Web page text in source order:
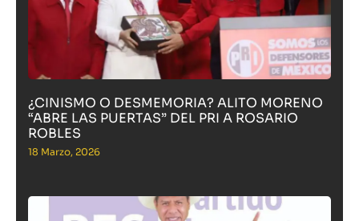
¿CINISMO O DESMEMORIA? ALITO MORENO
“ABRE LAS PUERTAS” DEL PRI A ROSARIO
ROBLES
18 Marzo, 2026